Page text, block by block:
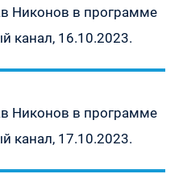
Никонов в программе
канал, 16.10.2023.
Никонов в программе
канал, 17.10.2023.